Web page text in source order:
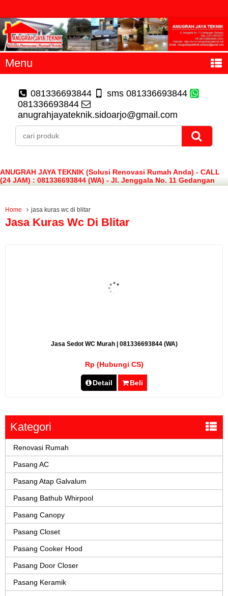
Menu
081336693844
sms 081336693844
081336693844
anugrahjayateknik.sidoarjo@gmail.com
ANUGRAH JAYA TEKNIK (Solusi Renovasi Rumah Anda) - CALL
(24 JAM) : 081336693844 (WA) - Jl. Jenggala No. 11 Gedangan
Sidoarjo
Home jasa kuras wc di blitar
Jasa Kuras Wc Di Blitar
Jasa Sedot WC Murah | 081336693844 (WA)
Rp (Hubungi CS)
Detail Beli
Kategori
Renovasi Rumah
Pasang AC
Pasang Atap Galvalum
Pasang Bathub Whirpool
Pasang Canopy
Pasang Closet
Pasang Cooker Hood
Pasang Door Closer
Pasang Keramik